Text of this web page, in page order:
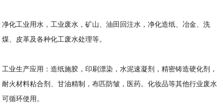
净化工业用水，工业废水，矿山、油田回注水，净化造纸、冶金、洗
煤、皮革及各种化工废水处理等。
工业生产应用：造纸施胶，印刷漂染，水泥速凝剂，精密铸造硬化剂，
耐火材料粘合剂、甘油精制，布匹防皱，医药。化妆品等其他行业废水
可循环使用。